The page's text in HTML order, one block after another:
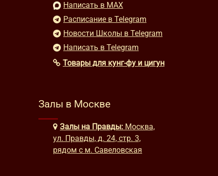
Написать в MAX
Расписание в Telegram
Новости Школы в Telegram
Написать в Telegram
Товары для кунг-фу и цигун
Залы в Москве
Залы на Правды: Москва,
ул. Правды, д. 24, стр. 3,
рядом с м. Савеловская